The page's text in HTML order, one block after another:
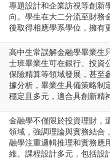
專題設計和企業訪視等創新
向。學生在大二分流至財務
後取得相應學系學位，擁有
高中生常誤解金融學畢業生
士班畢業生可在銀行、投資
保險精算等領域發展，甚至
據分析，畢業生具備策略制
穩定且多元，適合具創新精
金融學不僅限於投資理財，
領域，強調理論與實務結合
融學注重邏輯推理和實務應
維。課程設計多元，包括設